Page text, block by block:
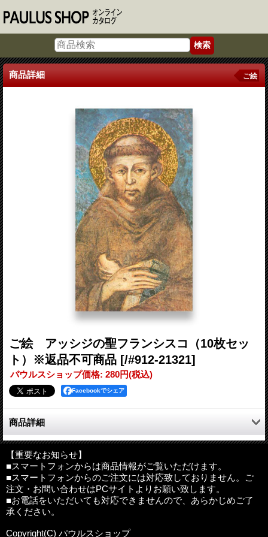
商品詳細 ご絵
ご絵 アッシジの聖フランシスコ（10枚セッ
ト）※返品不可商品 [/#912-21321]
パウルスショップ価格: 280円(税込)
Facebookでシェア
商品詳細
イタリア製の聖画「アッシジの聖フランシスコ」のご絵。
裏は無地で、プレゼントに添えたり、一言書いてメッセージカー
ドとして、お使いいただけます。
10枚組となります（数量を「1」にすると、同絵柄のご絵が10
枚。数量を「2」にすると、同絵柄のご絵が20枚となります）
【重要なお知らせ】
■スマートフォンからは商品情報がご覧いただけます。
■スマートフォンからのご注文には対応致しておりません。ご
注文・お問い合わせはPCサイトよりお願い致します。
■お電話をいただいても対応できませんので、あらかじめご了
承ください。
Copyright(C) パウルスショップ